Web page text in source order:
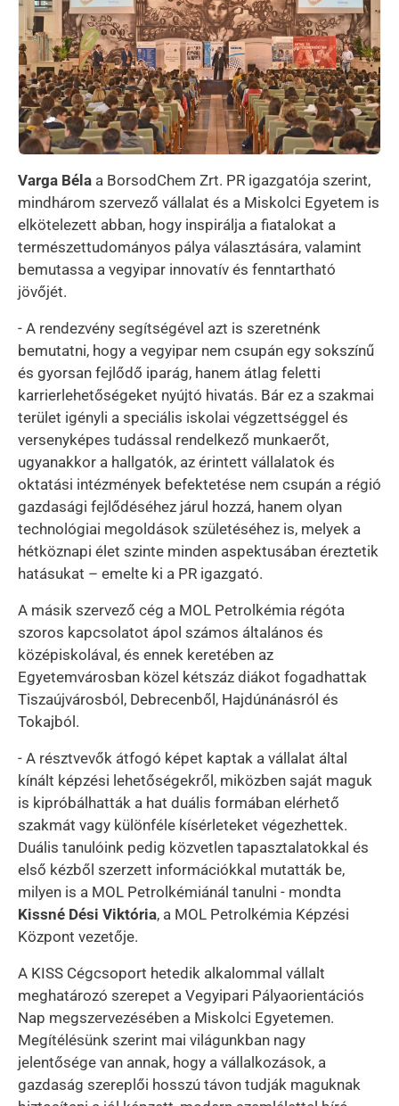
Varga Béla a BorsodChem Zrt. PR igazgatója szerint,
mindhárom szervező vállalat és a Miskolci Egyetem is
elkötelezett abban, hogy inspirálja a fiatalokat a
természettudományos pálya választására, valamint
bemutassa a vegyipar innovatív és fenntartható
jövőjét.
- A rendezvény segítségével azt is szeretnénk
bemutatni, hogy a vegyipar nem csupán egy sokszínű
és gyorsan fejlődő iparág, hanem átlag feletti
karrierlehetőségeket nyújtó hivatás. Bár ez a szakmai
terület igényli a speciális iskolai végzettséggel és
versenyképes tudással rendelkező munkaerőt,
ugyanakkor a hallgatók, az érintett vállalatok és
oktatási intézmények befektetése nem csupán a régió
gazdasági fejlődéséhez járul hozzá, hanem olyan
technológiai megoldások születéséhez is, melyek a
hétköznapi élet szinte minden aspektusában éreztetik
hatásukat – emelte ki a PR igazgató.
A másik szervező cég a MOL Petrolkémia régóta
szoros kapcsolatot ápol számos általános és
középiskolával, és ennek keretében az
Egyetemvárosban közel kétszáz diákot fogadhattak
Tiszaújvárosból, Debrecenből, Hajdúnánásról és
Tokajból.
- A résztvevők átfogó képet kaptak a vállalat által
kínált képzési lehetőségekről, miközben saját maguk
is kipróbálhatták a hat duális formában elérhető
szakmát vagy különféle kísérleteket végezhettek.
Duális tanulóink pedig közvetlen tapasztalatokkal és
első kézből szerzett információkkal mutatták be,
milyen is a MOL Petrolkémiánál tanulni - mondta
Kissné Dési Viktória, a MOL Petrolkémia Képzési
Központ vezetője.
A KISS Cégcsoport hetedik alkalommal vállalt
meghatározó szerepet a Vegyipari Pályaorientációs
Nap megszervezésében a Miskolci Egyetemen.
Megítélésünk szerint mai világunkban nagy
jelentősége van annak, hogy a vállalkozások, a
gazdaság szereplői hosszú távon tudják maguknak